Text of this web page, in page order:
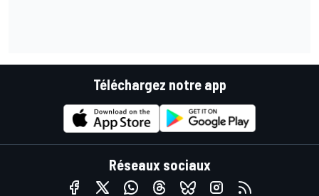
Téléchargez notre app
Réseaux sociaux